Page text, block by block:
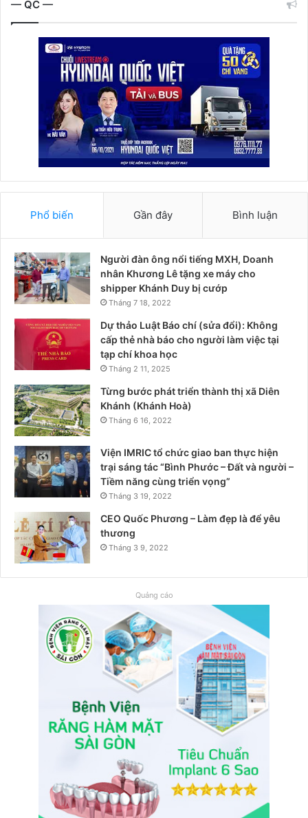
— QC —
Phổ biến Gần đây Bình luận
Người đàn ông nổi tiếng MXH, Doanh
nhân Khương Lê tặng xe máy cho
shipper Khánh Duy bị cướp
Tháng 7 18, 2022
Dự thảo Luật Báo chí (sửa đổi): Không
cấp thẻ nhà báo cho người làm việc tại
tạp chí khoa học
Tháng 2 11, 2025
Từng bước phát triển thành thị xã Diên
Khánh (Khánh Hoà)
Tháng 6 16, 2022
Viện IMRIC tổ chức giao ban thực hiện
trại sáng tác “Bình Phước – Đất và người –
Tiềm năng cùng triển vọng”
Tháng 3 19, 2022
CEO Quốc Phương – Làm đẹp là để yêu
thương
Tháng 3 9, 2022
Quảng cáo